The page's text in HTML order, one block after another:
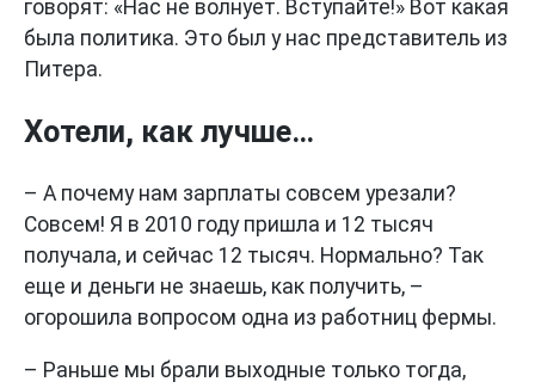
говорят: «Нас не волнует. Вступайте!» Вот какая
была политика. Это был у нас представитель из
Питера.
Хотели, как лучше…
– А почему нам зарплаты совсем урезали?
Совсем! Я в 2010 году пришла и 12 тысяч
получала, и сейчас 12 тысяч. Нормально? Так
еще и деньги не знаешь, как получить, –
огорошила вопросом одна из работниц фермы.
– Раньше мы брали выходные только тогда,